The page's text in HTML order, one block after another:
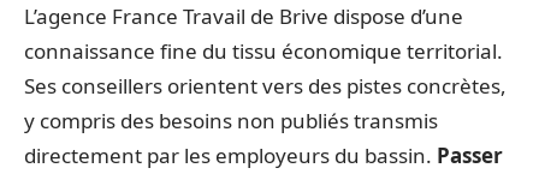
L’agence France Travail de Brive dispose d’une
connaissance fine du tissu économique territorial.
Ses conseillers orientent vers des pistes concrètes,
y compris des besoins non publiés transmis
directement par les employeurs du bassin. Passer